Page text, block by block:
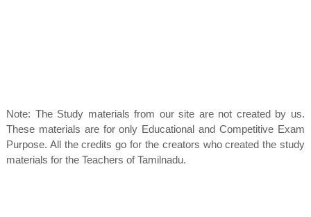
Note: The Study materials from our site are not created by us.
These materials are for only Educational and Competitive Exam
Purpose. All the credits go for the creators who created the study
materials for the Teachers of Tamilnadu.